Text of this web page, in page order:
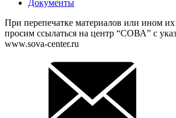
Документы
При перепечатке материалов или ином
просим ссылаться на центр “СОВА” с
www.sova-center.ru